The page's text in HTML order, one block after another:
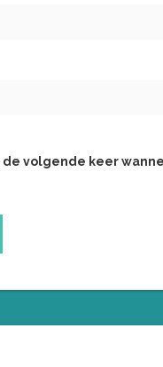
de volgende keer